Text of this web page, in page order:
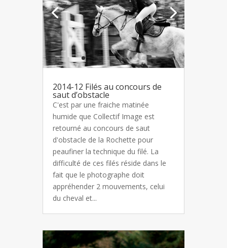
2014-12 Filés au concours de
saut d’obstacle
C'est par une fraiche matinée
humide que Collectif Image est
retourné au concours de saut
d'obstacle de la Rochette pour
peaufiner la technique du filé. La
difficulté de ces filés réside dans le
fait que le photographe doit
appréhender 2 mouvements, celui
du cheval et...